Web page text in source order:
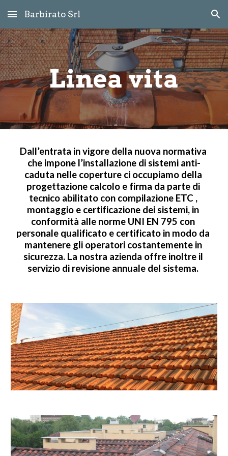
Skip to main content Skip to navigation
Barbirato Srl
Linea vita
Dall’entrata in vigore della nuova normativa
che impone l’installazione di sistemi anti-
caduta nelle coperture ci occupiamo della
progettazione calcolo e firma da parte di
tecnico abilitato con compilazione ETC ,
montaggio e certificazione dei sistemi, in
conformità alle norme UNI EN 795 con
personale qualificato e certificato in modo da
mantenere gli operatori costantemente in
sicurezza. La nostra azienda offre inoltre il
servizio di revisione annuale del sistema.